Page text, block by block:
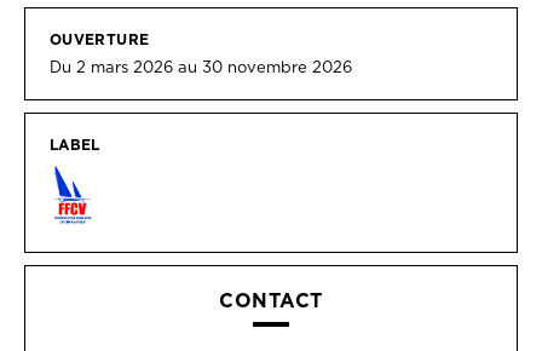
OUVERTURE
Du 2 mars 2026 au 30 novembre 2026
LABEL
CONTACT